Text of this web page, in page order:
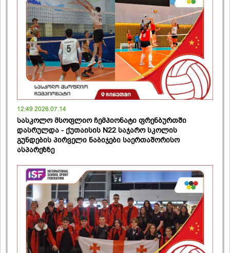
12:49 2026.07.14
სასკოლო მსოფლიო ჩემპიონატი ფრენბურთში
დასრულდა - ქუთაისის N22 საჯარო სკოლის
გუნდების პირველი ნაბიჯები საერთაშორისო
ასპარეზზე